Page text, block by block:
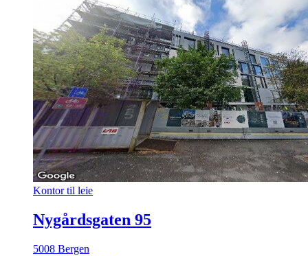
Kontor til leie
Nygårdsgaten 95
5008 Bergen